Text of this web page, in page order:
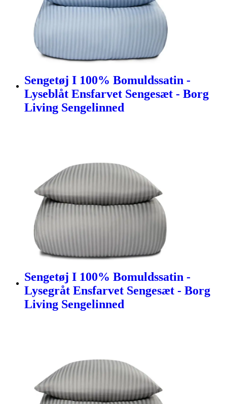
Sengetøj I 100% Bomuldssatin -
Lyseblåt Ensfarvet Sengesæt - Borg
Living Sengelinned
Sengetøj I 100% Bomuldssatin -
Lysegråt Ensfarvet Sengesæt - Borg
Living Sengelinned